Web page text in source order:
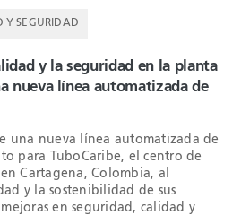
Y SEGURIDAD
y la seguridad en la planta
nueva línea automatizada de
una nueva línea automatizada de
para TuboCaribe, el centro de
Cartagena, Colombia, al
y la sostenibilidad de sus
en seguridad, calidad y